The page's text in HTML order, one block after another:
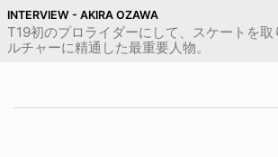
INTERVIEW - AKIRA OZAWA
T19初のプロライダーにして、スケートを取
ルチャーに精通した最重要人物。